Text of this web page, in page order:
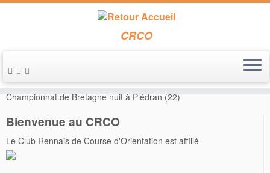
Passer
au
contenu
CRCO
Accueil » Annonces de course » Le 19 novembre 2016 –
Championnat de Bretagne nuit à Plédran (22)
Bienvenue au CRCO
Le Club Rennais de Course d'Orientation est affilié